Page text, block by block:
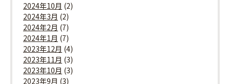
2024年10月 (2)
2024年3月 (2)
2024年2月 (7)
2024年1月 (7)
2023年12月 (4)
2023年11月 (3)
2023年10月 (3)
2023年9月 (3)